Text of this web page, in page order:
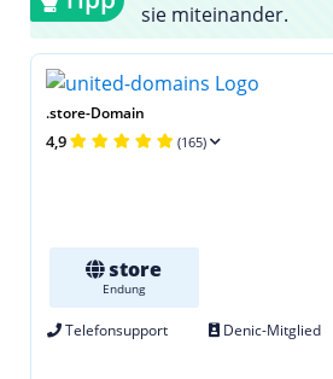
sie miteinander.
.store-Domain
4,9 (165)
store
Endung
Telefonsupport Denic-Mitglied